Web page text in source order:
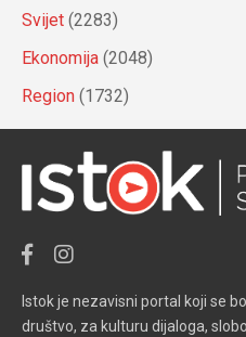
Svijet (2283)
Ekonomija (2048)
Region (1732)
Istok je nezavisni portal koji se
društvo, za kulturu dijaloga,